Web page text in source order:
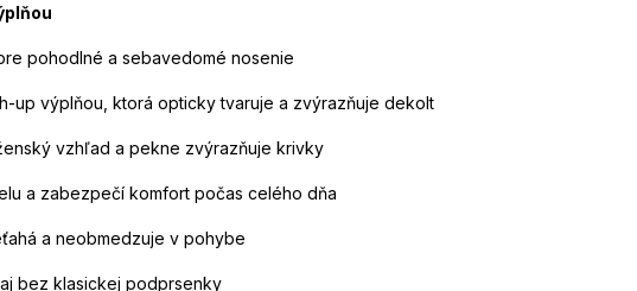
pohodlné a sebavedomé nosenie
up výplňou, ktorá opticky tvaruje a zvýrazňuje dekolt
vzhľad a pekne zvýrazňuje krivky
a zabezpečí komfort počas celého dňa
a neobmedzuje v pohybe
bez klasickej podprsenky